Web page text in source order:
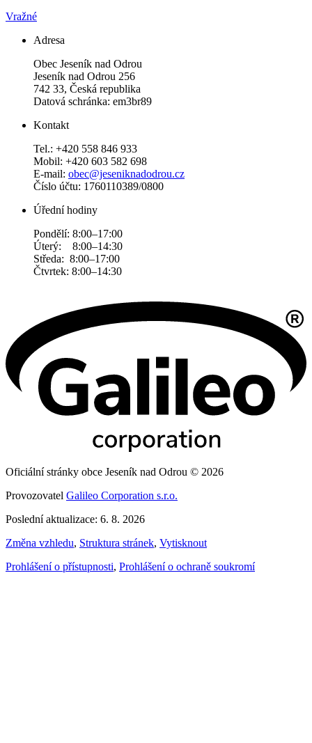
Vražné
Adresa
Obec Jeseník nad Odrou
Jeseník nad Odrou 256
742 33, Česká republika
Datová schránka: em3br89
Kontakt
Tel.: +420 558 846 933
Mobil: +420 603 582 698
E-mail: obec@jeseniknadodrou.cz
Číslo účtu: 1760110389/0800
Úřední hodiny
Pondělí: 8:00–17:00
Úterý: 8:00–14:30
Středa: 8:00–17:00
Čtvrtek: 8:00–14:30
Oficiální stránky obce Jeseník nad Odrou © 2026
Provozovatel Galileo Corporation s.r.o.
Poslední aktualizace: 6. 8. 2026
Změna vzhledu, Struktura stránek, Vytisknout
Prohlášení o přístupnosti, Prohlášení o ochraně soukromí